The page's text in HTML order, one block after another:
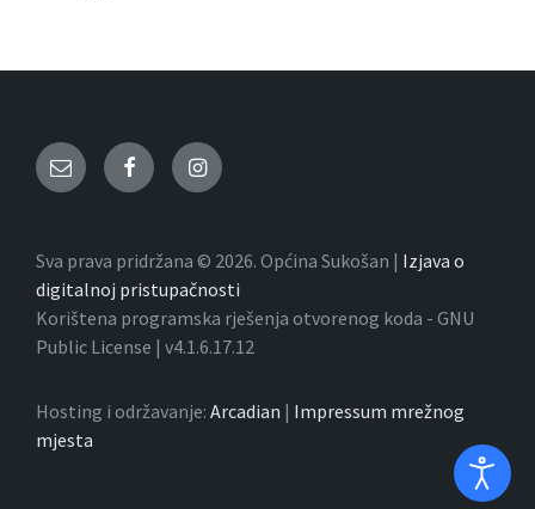
Email FacebookInstagram
Sva prava pridržana © 2026. Općina Sukošan | Izjava o
digitalnoj pristupačnosti
Korištena programska rješenja otvorenog koda - GNU
Public License | v4.1.6.17.12
Hosting i održavanje: Arcadian | Impressum mrežnog
mjesta